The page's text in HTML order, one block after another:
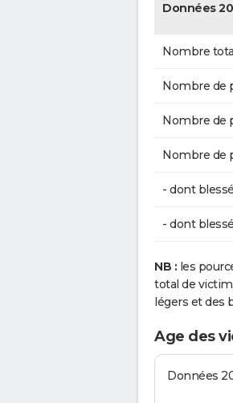
Données
Nombre
Nombre de
Nombre de
Nombre de
- dont
- dont
NB : les
total de
légers et des
Age des
Données